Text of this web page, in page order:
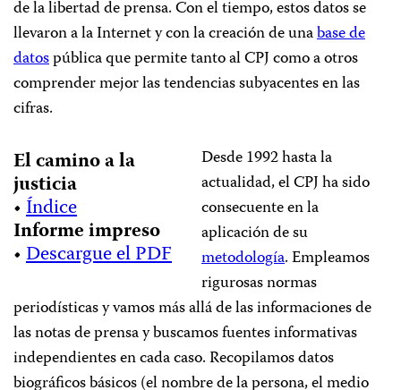
de la libertad de prensa. Con el tiempo, estos datos se
llevaron a la Internet y con la creación de unabase de
datospública que permite tanto al CPJ como a otros
comprender mejor las tendencias subyacentes en las
cifras.
El camino a la
justicia
•Índice
Informe impreso
•Descargue el PDF
Desde 1992 hasta la
actualidad, el CPJ ha sido
consecuente en la
aplicación de su
metodología. Empleamos
rigurosas normas
periodísticas y vamos más allá de las informaciones de
las notas de prensa y buscamos fuentes informativas
independientes en cada caso. Recopilamos datos
biográficos básicos (el nombre de la persona, el medio